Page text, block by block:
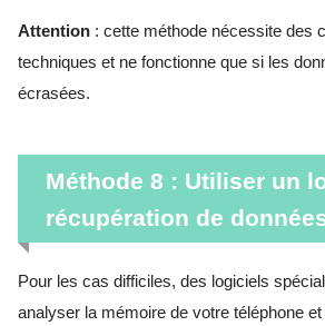
Attention : cette méthode nécessite des
techniques et ne fonctionne que si les
écrasées.
Méthode 8 : Utiliser un
récupération de
Pour les cas difficiles, des logiciels
analyser la mémoire de votre téléphone